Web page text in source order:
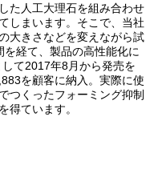
た人工大理石を組み合わせ
しまいます。そこで、当社
大きさなどを変えながら試
経て、製品の高性能化に
て2017年8月から発売を
を顧客に納入。実際に使
つくったフォーミング抑制
得ています。